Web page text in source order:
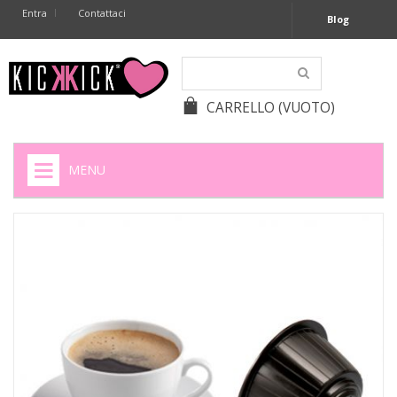
Entra Contattaci Blog
CARRELLO (VUOTO)
MENU
BATTERIE APPARECCHI ACUSTICI
BATTERIE